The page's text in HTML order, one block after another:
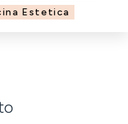
Estetica